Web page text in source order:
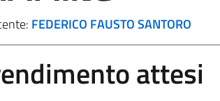
FEDERICO FAUSTO SANTORO
attesi